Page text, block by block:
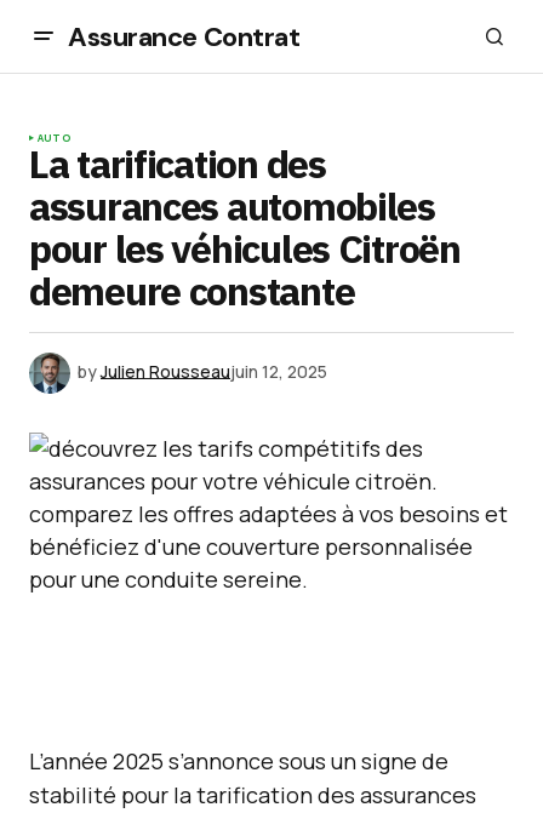
Assurance Contrat
AUTO
La tarification des
assurances automobiles
pour les véhicules Citroën
demeure constante
byJulien Rousseaujuin 12, 2025
L’année 2025 s’annonce sous un signe de
stabilité pour la tarification des assurances